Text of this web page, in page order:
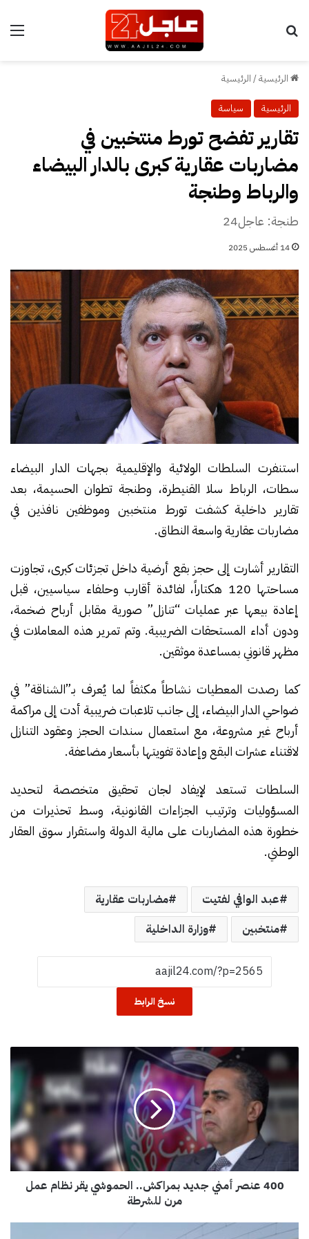
الرئيسية/ الرئيسية
الرئيسية سياسة
تقارير تفضح تورط منتخبين في
مضاربات عقارية كبرى بالدار البيضاء
والرباط وطنجة
طنجة: عاجل24
14 أغسطس 2025
استنفرت السلطات الولائية والإقليمية بجهات الدار البيضاء
سطات، الرباط سلا القنيطرة، وطنجة تطوان الحسيمة، بعد
تقارير داخلية كشفت تورط منتخبين وموظفين نافذين في
مضاربات عقارية واسعة النطاق.
التقارير أشارت إلى حجز بقع أرضية داخل تجزئات كبرى، تجاوزت
مساحتها 120 هكتاراً، لفائدة أقارب وحلفاء سياسيين، قبل
إعادة بيعها عبر عمليات “تنازل” صورية مقابل أرباح ضخمة،
ودون أداء المستحقات الضريبية. وتم تمرير هذه المعاملات في
مظهر قانوني بمساعدة موثقين.
كما رصدت المعطيات نشاطاً مكثفاً لما يُعرف بـ”الشناقة” في
ضواحي الدار البيضاء، إلى جانب تلاعبات ضريبية أدت إلى مراكمة
أرباح غير مشروعة، مع استعمال سندات الحجز وعقود التنازل
لاقتناء عشرات البقع وإعادة تفويتها بأسعار مضاعفة.
السلطات تستعد لإيفاد لجان تحقيق متخصصة لتحديد
المسؤوليات وترتيب الجزاءات القانونية، وسط تحذيرات من
خطورة هذه المضاربات على مالية الدولة واستقرار سوق العقار
الوطني.
عبد الوافي لفتيت
مضاربات عقارية
منتخبين
وزارة الداخلية
نسخ الرابط
0
ع
ن
ر
م
د
400 عنصر أمني جديد بمراكش.. الحموشي يقر نظام عمل
مرن للشرطة